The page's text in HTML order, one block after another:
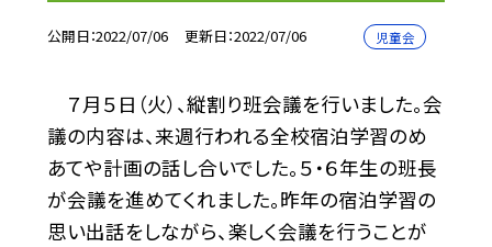
公開日 2022/07/06 更新日 2022/07/06 児童会
７月５日（火）、縦割り班会議を行いました。会
議の内容は、来週行われる全校宿泊学習のめ
あてや計画の話し合いでした。５・６年生の班長
が会議を進めてくれました。昨年の宿泊学習の
思い出話をしながら、楽しく会議を行うことが